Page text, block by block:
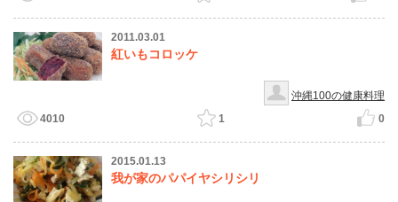
2011.03.01
紅いもコロッケ
沖縄100の健康料理
4010
1 0
2015.01.13
我が家のパパイヤシリシリ